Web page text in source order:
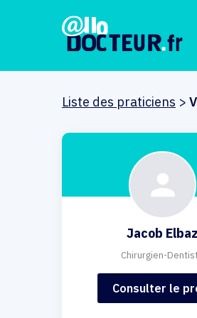
Liste des praticiens >
Jacob Elbaz
Chirurgien-
Consulter le